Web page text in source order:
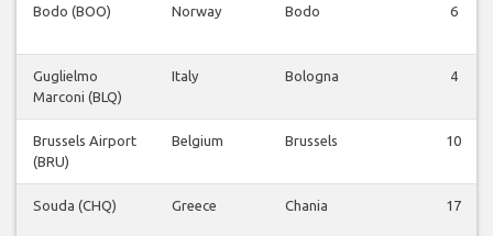
Bodo (BOO) Norway Bodo 6
Guglielmo
Marconi (BLQ)
Italy Bologna 4
Brussels Airport
(BRU)
Belgium Brussels 10
Souda (CHQ) Greece Chania 17